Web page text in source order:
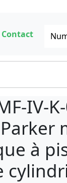
Contact
IV-
à